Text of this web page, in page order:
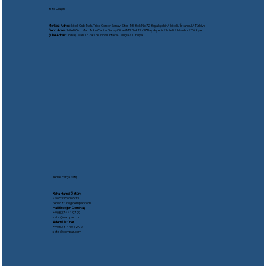
Bize Ulaşın
Merkez Adres:İkitelli Osb. Mah. Triko Center Sanayi Sitesi M5 Blok No:72 Başakşehir / İkitelli / İstanbul / Türkiye
Depo Adres:İkitelli Osb. Mah. Triko Center Sanayi Sitesi M2 Blok No:37 Başakşehir / İkitelli / İstanbul / Türkiye
Şube Adres:Gölbaşı Mah. 1524 sok. No:9 Ortaca / Muğla / Türkiye
Yedek Parça Satış
Reha Hamdi Öztürk
​+90 533 503 05 13
rehaozturk@oempar.com
Halil Erdoğan Demirtaş
+90 537 441 97 99
satis@oempar.com
Adem Üstüner
+90 538 440 52 92
satis@oempar.com